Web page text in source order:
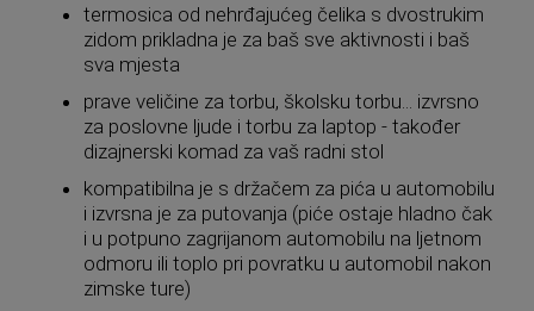
termosica od nehrđajućeg čelika s dvostrukim
zidom prikladna je za baš sve aktivnosti i baš
sva mjesta
prave veličine za torbu, školsku torbu... izvrsno
za poslovne ljude i torbu za laptop - također
dizajnerski komad za vaš radni stol
kompatibilna je s držačem za pića u automobilu
i izvrsna je za putovanja (piće ostaje hladno čak
i u potpuno zagrijanom automobilu na ljetnom
odmoru ili toplo pri povratku u automobil nakon
zimske ture)